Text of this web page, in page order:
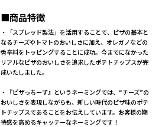
■商品特徴
・「スプレッド製法」を活用することで、ピザの基本と
なるチーズやトマトのおいしさに加え、オレガノなどの
香辛料をトッピングすることに成功。今までになかった
リアルなピザのおいしさを追求したポテトチップスが完
成いたしました。
・『ピザっちーず』というネーミングでは、“チーズ”の
おいしさを表現しながらも、新しい時代のピザ味のポテ
トチップスであることをお伝えしています。お客様の期
待感を高めるキャッチーなネーミングです！